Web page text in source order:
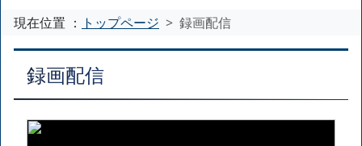
現在位置 ： トップページ 録画配信
録画配信